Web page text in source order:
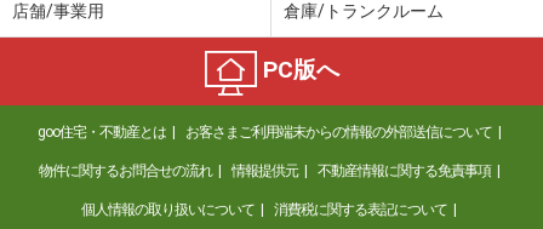
店舗/事業用 倉庫/トランクルーム
PC版へ
goo住宅・不動産とは お客さまご利用端末からの情報の外部送信について
物件に関するお問合せの流れ 情報提供元 不動産情報に関する免責事項
個人情報の取り扱いについて 消費税に関する表記について